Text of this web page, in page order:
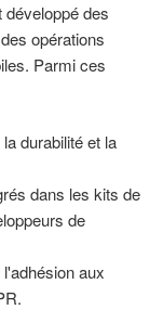
des
opérations
Parmi ces
durabilité et la
dans les kits de
de
aux